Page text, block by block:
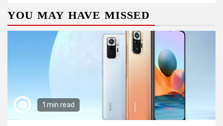
YOU MAY HAVE MISSED
1 min read